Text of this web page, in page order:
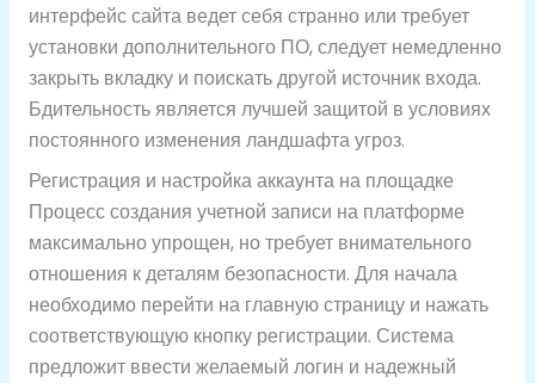
интерфейс сайта ведет себя странно или требует
установки дополнительного ПО, следует немедленно
закрыть вкладку и поискать другой источник входа.
Бдительность является лучшей защитой в условиях
постоянного изменения ландшафта угроз.
Регистрация и настройка аккаунта на площадке
Процесс создания учетной записи на платформе
максимально упрощен, но требует внимательного
отношения к деталям безопасности. Для начала
необходимо перейти на главную страницу и нажать
соответствующую кнопку регистрации. Система
предложит ввести желаемый логин и надежный